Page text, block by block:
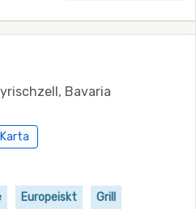
Bavaria
Karta
Europeiskt Grill